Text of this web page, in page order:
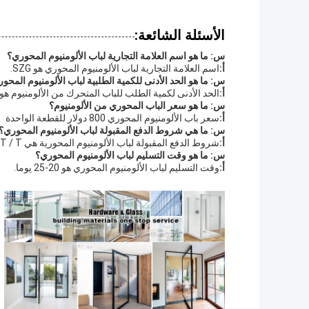
الأسئلة الشائعة:
س: ما هو اسم العلامة التجارية لباب الألومنيوم المحوري؟
أ:اسم العلامة التجارية لباب الألومنيوم المحوري هو SZG.
س: ما هو الحد الأدنى للكمية الطلبية لباب الألومنيوم
أ:الحد الأدنى لكمية الطلب للباب المتحرك من الألومنيوم هو 4
س: ما هو سعر الباب المحوري من الألومنيوم؟
أ:سعر باب الألومنيوم المحوري 800 دولار للقطعة الواحدة
س: ما هي شروط الدفع المقبولة لباب الألومنيوم
أ:شروط الدفع المقبولة لباب الألومنيوم المحورية هي T / T و L / C و Western Union.
س: ما هو وقت التسليم لباب الألومنيوم المحوري؟
أ:وقت التسليم لباب الألومنيوم المحوري هو 20-25 يوما.